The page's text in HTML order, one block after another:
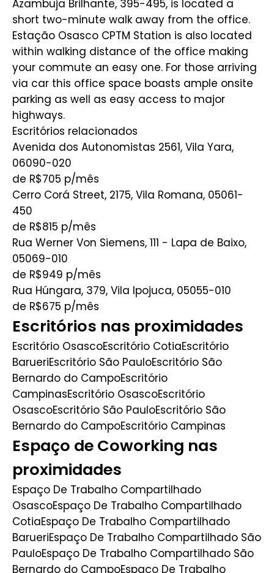
Azambuja Brilhante, 395-495, is located a
short two-minute walk away from the office.
Estação Osasco CPTM Station is also located
within walking distance of the office making
your commute an easy one. For those arriving
via car this office space boasts ample onsite
parking as well as easy access to major
highways.
Escritórios relacionados
Avenida dos Autonomistas 2561, Vila Yara,
06090-020
de R$705 p/mês
Cerro Corá Street, 2175, Vila Romana, 05061-
450
de R$815 p/mês
Rua Werner Von Siemens, 111 - Lapa de Baixo,
05069-010
de R$949 p/mês
Rua Húngara, 379, Vila Ipojuca, 05055-010
de R$675 p/mês
Escritórios nas proximidades
Escritório OsascoEscritório CotiaEscritório
BarueriEscritório São PauloEscritório São
Bernardo do CampoEscritório
CampinasEscritório OsascoEscritório
OsascoEscritório São PauloEscritório São
Bernardo do CampoEscritório Campinas
Espaço de Coworking nas
proximidades
Espaço De Trabalho Compartilhado
OsascoEspaço De Trabalho Compartilhado
CotiaEspaço De Trabalho Compartilhado
BarueriEspaço De Trabalho Compartilhado São
PauloEspaço De Trabalho Compartilhado São
Bernardo do CampoEspaço De Trabalho